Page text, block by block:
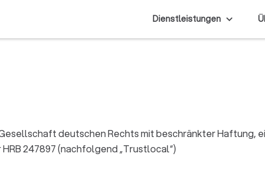
Dienstleistungen
deutschen Rechts mit beschränkter Haftung,
247897 (nachfolgend „Trustlocal“)